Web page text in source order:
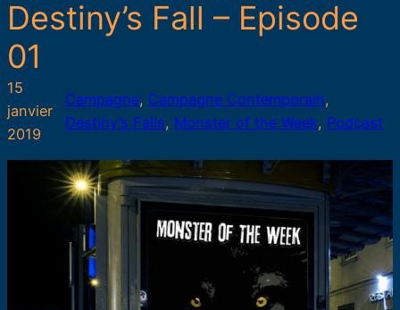
r
e
r
Destiny’s Fall – Episode
01
15
janvier
2019
Campagne, Campagne Contemporain
Destiny’s Falls, Monster of the Week, Podcast